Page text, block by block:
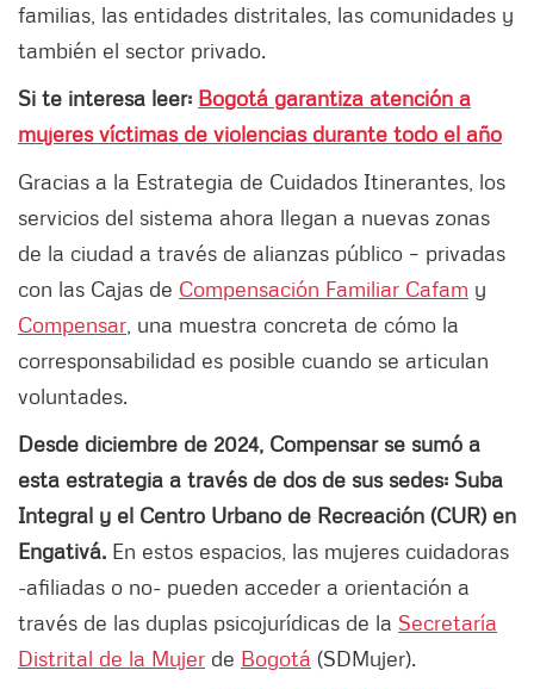
familias, las entidades distritales, las comunidades y
también el sector privado.
Si te interesa leer: Bogotá garantiza atención a
mujeres víctimas de violencias durante todo el año
Gracias a la Estrategia de Cuidados Itinerantes, los
servicios del sistema ahora llegan a nuevas zonas
de la ciudad a través de alianzas público – privadas
con las Cajas de Compensación Familiar Cafam y
Compensar , una muestra concreta de cómo la
corresponsabilidad es posible cuando se articulan
voluntades.
Desde diciembre de 2024, Compensar se sumó a
esta estrategia a través de dos de sus sedes: Suba
Integral y el Centro Urbano de Recreación (CUR) en
Engativá. En estos espacios, las mujeres cuidadoras
-afiliadas o no- pueden acceder a orientación a
través de las duplas psicojurídicas de la Secretaría
Distrital de la Mujer de Bogotá (SDMujer).